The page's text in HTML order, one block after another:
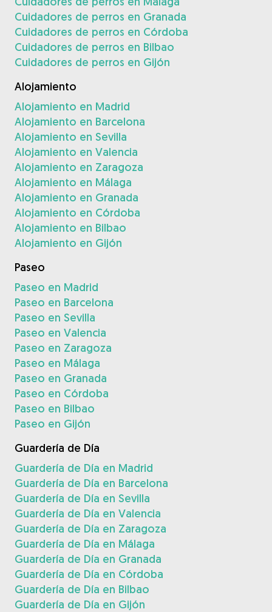
Cuidadores de perros en Granada
Cuidadores de perros en Córdoba
Cuidadores de perros en Bilbao
Cuidadores de perros en Gijón
Alojamiento
Alojamiento en Madrid
Alojamiento en Barcelona
Alojamiento en Sevilla
Alojamiento en Valencia
Alojamiento en Zaragoza
Alojamiento en Málaga
Alojamiento en Granada
Alojamiento en Córdoba
Alojamiento en Bilbao
Alojamiento en Gijón
Paseo
Paseo en Madrid
Paseo en Barcelona
Paseo en Sevilla
Paseo en Valencia
Paseo en Zaragoza
Paseo en Málaga
Paseo en Granada
Paseo en Córdoba
Paseo en Bilbao
Paseo en Gijón
Guardería de Día
Guardería de Día en Madrid
Guardería de Día en Barcelona
Guardería de Día en Sevilla
Guardería de Día en Valencia
Guardería de Día en Zaragoza
Guardería de Día en Málaga
Guardería de Día en Granada
Guardería de Día en Córdoba
Guardería de Día en Bilbao
Guardería de Día en Gijón